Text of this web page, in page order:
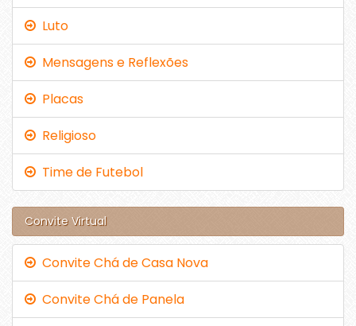
Luto
Mensagens e Reflexões
Placas
Religioso
Time de Futebol
Convite Virtual
Convite Chá de Casa Nova
Convite Chá de Panela